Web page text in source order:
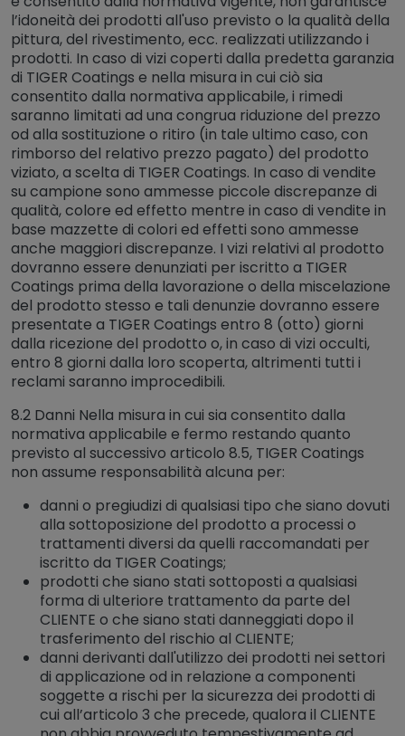
l’idoneità dei prodotti all'uso previsto o la qualità della
pittura, del rivestimento, ecc. realizzati utilizzando i
prodotti. In caso di vizi coperti dalla predetta garanzia
di TIGER Coatings e nella misura in cui ciò sia
consentito dalla normativa applicabile, i rimedi
saranno limitati ad una congrua riduzione del prezzo
od alla sostituzione o ritiro (in tale ultimo caso, con
rimborso del relativo prezzo pagato) del prodotto
viziato, a scelta di TIGER Coatings. In caso di vendite
su campione sono ammesse piccole discrepanze di
qualità, colore ed effetto mentre in caso di vendite in
base mazzette di colori ed effetti sono ammesse
anche maggiori discrepanze. I vizi relativi al prodotto
dovranno essere denunziati per iscritto a TIGER
Coatings prima della lavorazione o della miscelazione
del prodotto stesso e tali denunzie dovranno essere
presentate a TIGER Coatings entro 8 (otto) giorni
dalla ricezione del prodotto o, in caso di vizi occulti,
entro 8 giorni dalla loro scoperta, altrimenti tutti i
reclami saranno improcedibili.
8.2 Danni Nella misura in cui sia consentito dalla
normativa applicabile e fermo restando quanto
previsto al successivo articolo 8.5, TIGER Coatings
non assume responsabilità alcuna per:
danni o pregiudizi di qualsiasi tipo che siano dovuti
alla sottoposizione del prodotto a processi o
trattamenti diversi da quelli raccomandati per
iscritto da TIGER Coatings;
prodotti che siano stati sottoposti a qualsiasi
forma di ulteriore trattamento da parte del
CLIENTE o che siano stati danneggiati dopo il
trasferimento del rischio al CLIENTE;
danni derivanti dall'utilizzo dei prodotti nei settori
di applicazione od in relazione a componenti
soggette a rischi per la sicurezza dei prodotti di
cui all’articolo 3 che precede, qualora il CLIENTE